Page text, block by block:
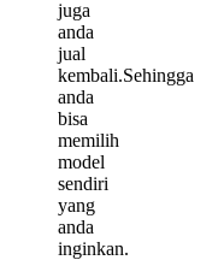
juga
anda
jual
kembali.Sehingga
anda
bisa
memilih
model
sendiri
yang
anda
inginkan.